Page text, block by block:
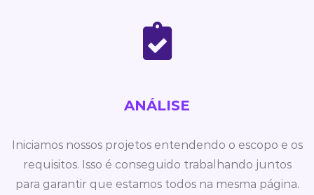
ANÁLISE
Iniciamos nossos projetos entendendo o escopo e os
requisitos. Isso é conseguido trabalhando juntos
para garantir que estamos todos na mesma página.